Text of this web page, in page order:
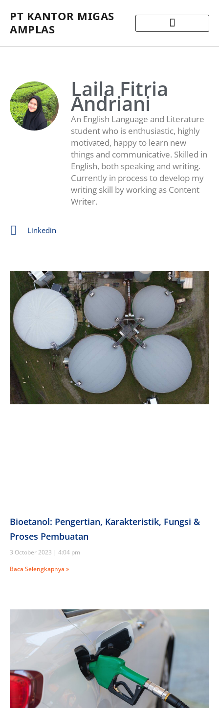
PT KANTOR MIGAS
AMPLAS
Laila Fitria
Andriani
An English Language and Literature
student who is enthusiastic, highly
motivated, happy to learn new
things and communicative. Skilled in
English, both speaking and writing.
Currently in process to develop my
writing skill by working as Content
Writer.
Linkedin
Bioetanol: Pengertian, Karakteristik, Fungsi &
Proses Pembuatan
3 October 2023
4:04 pm
Baca Selengkapnya »